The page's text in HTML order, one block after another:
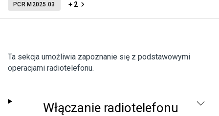
PCR M2025.03 + 2
Ta sekcja umożliwia zapoznanie się z podstawowymi
operacjami radiotelefonu.
Włączanie radiotelefonu